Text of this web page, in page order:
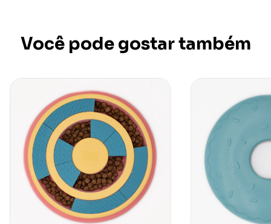
Você pode gostar também